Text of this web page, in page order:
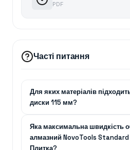
PDF
Часті питання
Для яких матеріалів
диски 115 мм?
Яка максимальна швидкість
алмазний NovoTools